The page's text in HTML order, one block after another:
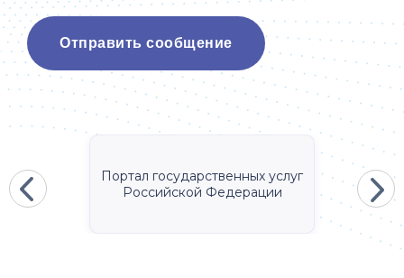
Портал государственных услуг
Российской Федерации